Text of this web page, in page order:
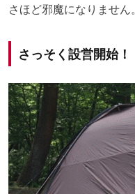
さほど邪魔になりません。
さっそく設営開始！